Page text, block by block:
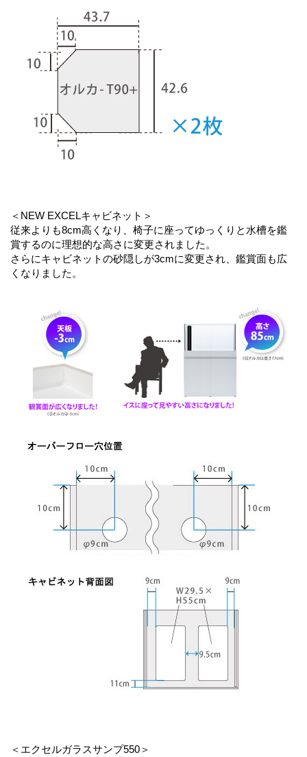
＜NEW EXCELキャビネット＞
従来よりも8cm高くなり、椅子に座ってゆっくりと水槽を鑑
賞するのに理想的な高さに変更されました。
さらにキャビネットの砂隠しが3cmに変更され、鑑賞面も広
くなりました。
＜エクセルガラスサンプ550＞